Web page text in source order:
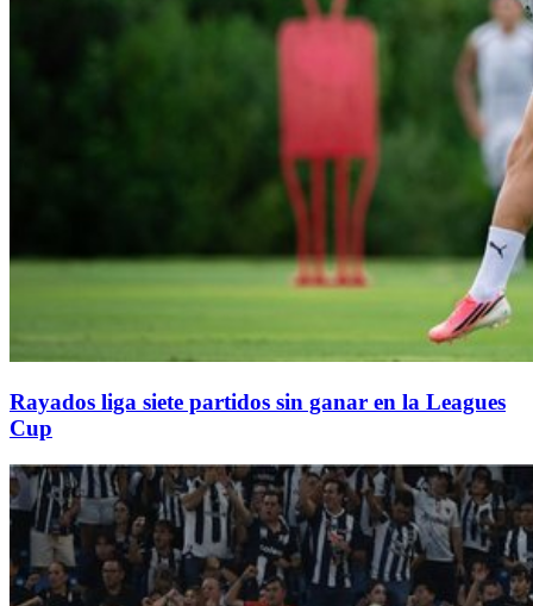
Rayados liga siete partidos sin ganar en la Leagues
Cup